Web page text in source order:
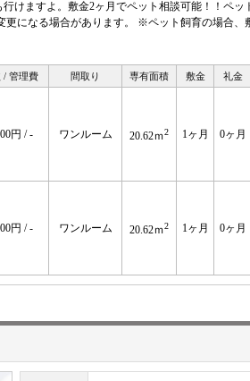
けますよ。敷金2ヶ月でペット相談可能！！ペ
になる場合があります。 ※ペット飼育の場合
/ 管理費 間取り 専有面積 敷金 礼金
円 / - ワンルーム 20.62ｍ2 1ヶ月 0ヶ月
円 / - ワンルーム 20.62ｍ2 1ヶ月 0ヶ月